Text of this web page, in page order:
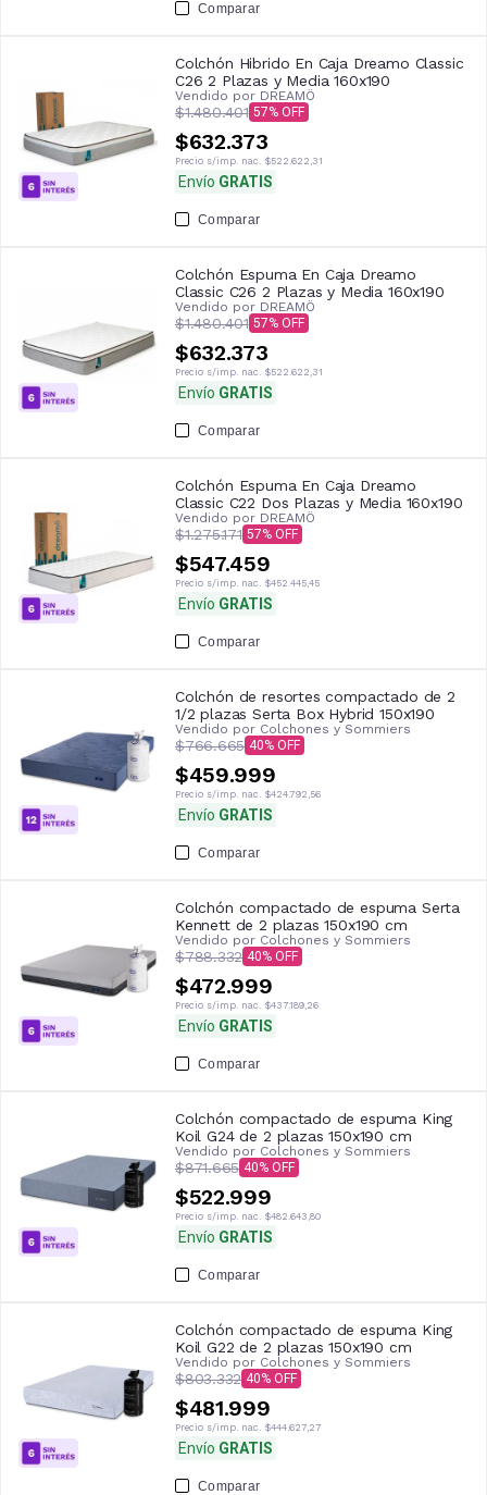
Comparar
Colchón Hibrido En Caja Dreamo Classic
C26 2 Plazas y Media 160x190
Vendido por DREAMÖ
$1.480.401 57
$632.373
Precio s/imp. nac. $522.622,31
Envío GRATIS
Comparar
Colchón Espuma En Caja Dreamo
Classic C26 2 Plazas y Media 160x190
Vendido por DREAMÖ
$1.480.401 57
$632.373
Precio s/imp. nac. $522.622,31
Envío GRATIS
Comparar
Colchón Espuma En Caja Dreamo
Classic C22 Dos Plazas y Media 160x190
Vendido por DREAMÖ
$1.275.171 57
$547.459
Precio s/imp. nac. $452.445,45
Envío GRATIS
Comparar
Colchón de resortes compactado de 2
1/2 plazas Serta Box Hybrid 150x190
Vendido por Colchones y Sommiers
$766.665 40
$459.999
Precio s/imp. nac. $424.792,56
Envío GRATIS
Comparar
Colchón compactado de espuma Serta
Kennett de 2 plazas 150x190 cm
Vendido por Colchones y Sommiers
$788.332 40
$472.999
Precio s/imp. nac. $437.189,26
Envío GRATIS
Comparar
Colchón compactado de espuma King
Koil G24 de 2 plazas 150x190 cm
Vendido por Colchones y Sommiers
$871.665 40
$522.999
Precio s/imp. nac. $482.643,80
Envío GRATIS
Comparar
Colchón compactado de espuma King
Koil G22 de 2 plazas 150x190 cm
Vendido por Colchones y Sommiers
$803.332 40
$481.999
Precio s/imp. nac. $444.627,27
Envío GRATIS
Comparar